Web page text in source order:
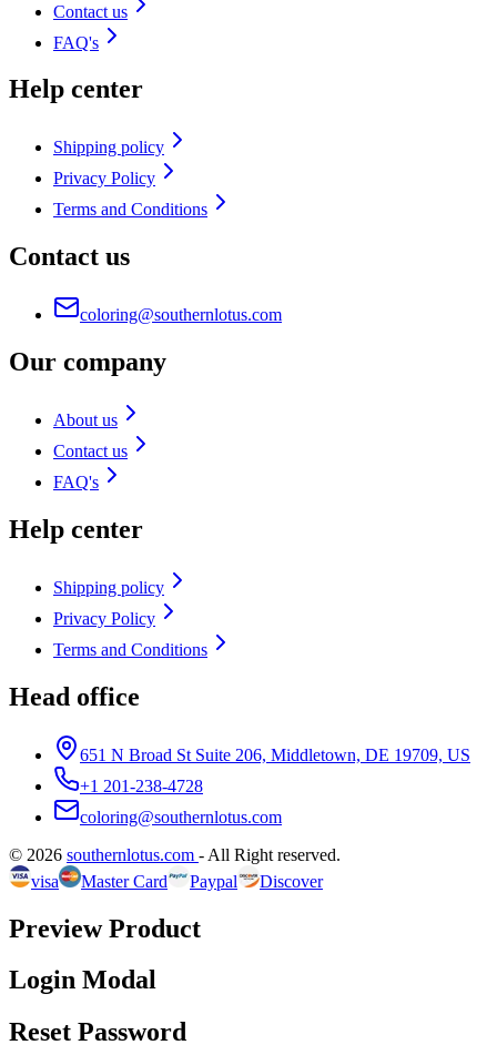
Contact us
FAQ's
Help center
Shipping policy
Privacy Policy
Terms and Conditions
Contact us
coloring@southernlotus.com
Our company
About us
Contact us
FAQ's
Help center
Shipping policy
Privacy Policy
Terms and Conditions
Head office
651 N Broad St Suite 206, Middletown, DE 19709, US
+1 201-238-4728
coloring@southernlotus.com
© 2026 southernlotus.com - All Right reserved.
visa
Master Card Paypal Discover
Preview Product
Login Modal
Reset Password